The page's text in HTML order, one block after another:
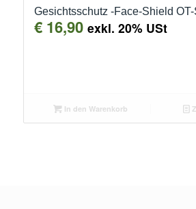
Gesichtsschutz -Face-Shield
€16,90 exkl. 20% USt
In den Warenkorb